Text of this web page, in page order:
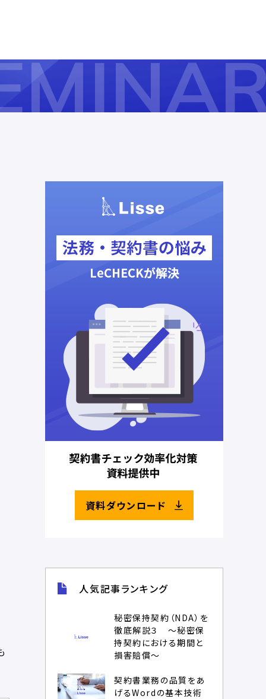
資料ダウンロード
人気記事ランキング
秘密保持契約（NDA）を
徹底解説３ ～秘密保
持契約における期間と
損害賠償～
契約書業務の品質をあ
げるWordの基本技術